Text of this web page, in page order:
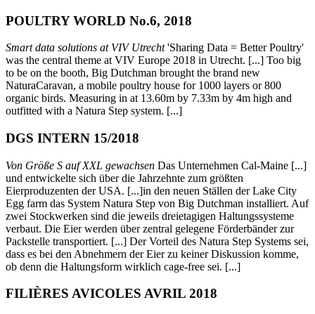
POULTRY WORLD No.6, 2018
Smart data solutions at VIV Utrecht'Sharing Data = Better Poultry'
was the central theme at VIV Europe 2018 in Utrecht. [...] Too big
to be on the booth, Big Dutchman brought the brand new
NaturaCaravan, a mobile poultry house for 1000 layers or 800
organic birds. Measuring in at 13.60m by 7.33m by 4m high and
outfitted with a Natura Step system. [...]
DGS INTERN 15/2018
Von Größe S auf XXL gewachsen Das Unternehmen Cal-Maine [...]
und entwickelte sich über die Jahrzehnte zum größten
Eierproduzenten der USA. [...]in den neuen Ställen der Lake City
Egg farm das System Natura Step von Big Dutchman installiert. Auf
zwei Stockwerken sind die jeweils dreietagigen Haltungssysteme
verbaut. Die Eier werden über zentral gelegene Förderbänder zur
Packstelle transportiert. [...] Der Vorteil des Natura Step Systems sei,
dass es bei den Abnehmern der Eier zu keiner Diskussion komme,
ob denn die Haltungsform wirklich cage-free sei. [...]
FILIÈRES AVICOLES AVRIL 2018